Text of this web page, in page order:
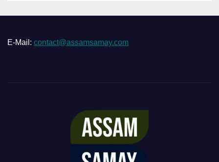
E-Mail: contact@assamsamay.com